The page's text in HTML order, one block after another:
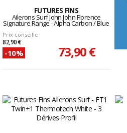
FUTURES FINS
Ailerons Surf John John Florence
Signature Range - Alpha Carbon / Blue
Prix conseillé
82,90 €
-10% 73,90 €